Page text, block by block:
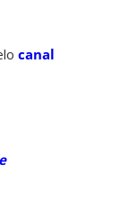
canal